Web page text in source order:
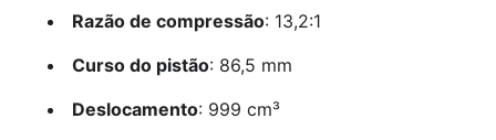
Razão de compressão: 13,2:1
Curso do pistão: 86,5 mm
Deslocamento: 999 cm³